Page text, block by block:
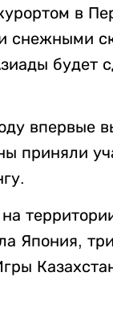
в
снежными
будет
впервые
приняли
Япония,